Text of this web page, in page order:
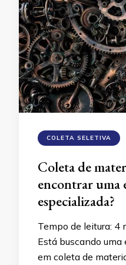
COLETA SELETIVA
Coleta de
encontrar uma
especializada?
Tempo de leitura: 4
Está buscando
em coleta de